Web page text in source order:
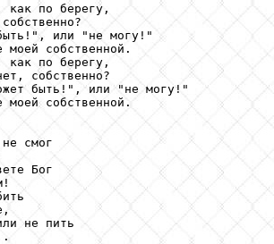
как по берегу,
или "не могу!"
моей собственной.
как по берегу,
собственно?
быть!", или "не могу!"
моей собственной.
смог
Бог
не пить